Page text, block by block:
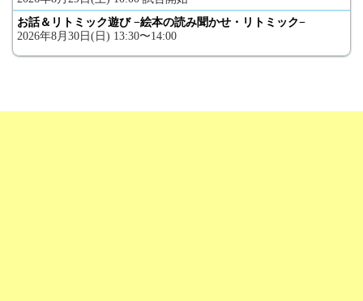
お話＆リトミック遊び −絵本の読み聞かせ・リトミック−
2026年8月30日(日) 13:30〜14:00